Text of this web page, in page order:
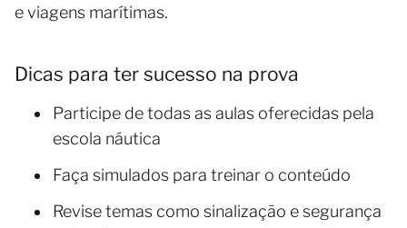
e viagens marítimas.
Dicas para ter sucesso na prova
Participe de todas as aulas oferecidas pela
escola náutica
Faça simulados para treinar o conteúdo
Revise temas como sinalização e segurança